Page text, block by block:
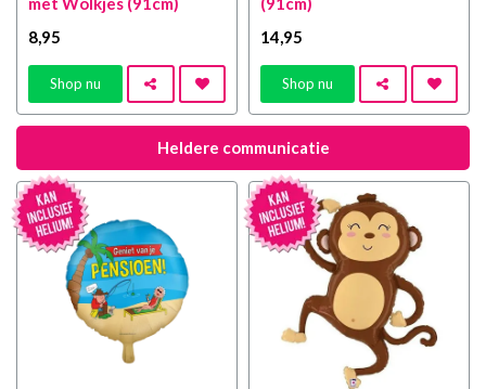
8 ,95
Shop nu
14 ,95
Shop nu
Heldere communicatie